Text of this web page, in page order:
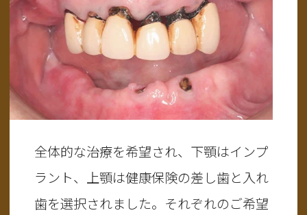
全体的な治療を希望され、下顎はインプ
ラント、上顎は健康保険の差し歯と入れ
歯を選択されました。それぞれのご希望